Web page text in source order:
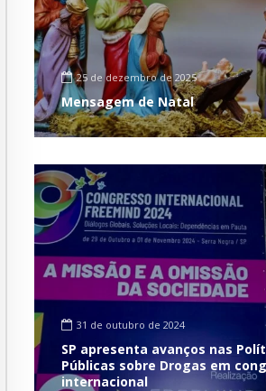
25 de dezembro de 2025
Mensagem de Natal
31 de outubro de 2024
SP apresenta avanços nas
Públicas sobre Drogas em
internacional